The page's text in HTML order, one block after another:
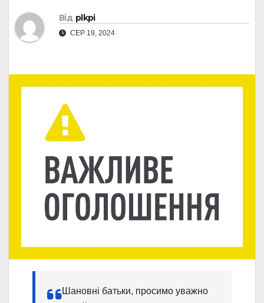
Від plkpi
СЕР 19, 2024
Шановні батьки, просимо уважно